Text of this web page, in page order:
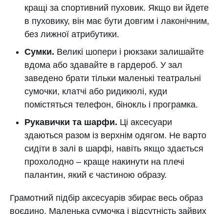
кращі за спортивний пуховик. Якщо ви йдете
в пуховику, він має бути довгим і лаконічним,
без лижної атрибутики.
Сумки. Великі шопери і рюкзаки залишайте
вдома або здавайте в гардероб. У зал
заведено брати тільки маленькі театральні
сумочки, клатчі або ридикюлі, куди
помістяться телефон, бінокль і програмка.
Рукавички та шарфи. Ці аксесуари
здаються разом із верхнім одягом. Не варто
сидіти в залі в шарфі, навіть якщо здається
прохолодно – краще накинути на плечі
палантин, який є частиною образу.
Грамотний підбір аксесуарів збирає весь образ
воєдино. Маленька сумочка і відсутність зайвих